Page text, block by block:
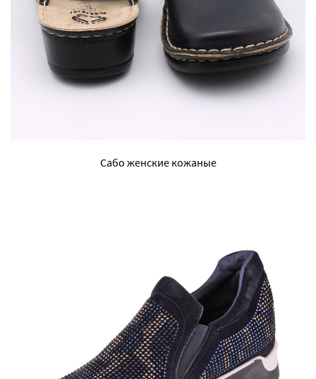
Сабо женские кожаные